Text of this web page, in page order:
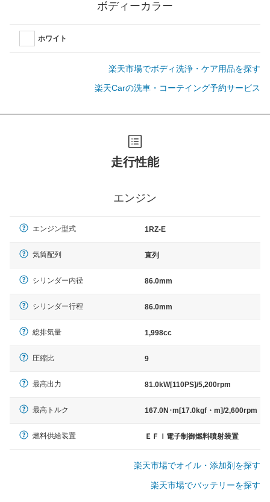
ボディーカラー
ホワイト
楽天市場でボディ洗浄・ケア用品を探す
楽天Carの洗車・コーテイング予約サービス
走行性能
エンジン
エンジン型式 1RZ-E
気筒配列 直列
シリンダー内径 86.0mm
シリンダー行程 86.0mm
総排気量 1,998cc
圧縮比 9
最高出力 81.0kW[110PS]/5,200rpm
最高トルク 167.0N･m[17.0kgf・m]/2,600rpm
燃料供給装置 ＥＦＩ電子制御燃料噴射装置
楽天市場でオイル・添加剤を探す
楽天市場でバッテリーを探す